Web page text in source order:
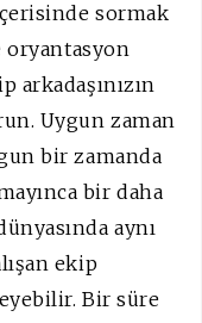
sormak
arkadaşınızın
Uygun zaman
bir zamanda
bir daha
aynı
ekip
Bir süre